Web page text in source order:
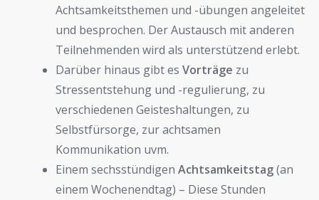
Achtsamkeitsthemen und -übungen angeleitet
und besprochen. Der Austausch mit anderen
Teilnehmenden wird als unterstützend erlebt.
Darüber hinaus gibt es Vorträge zu
Stressentstehung und -regulierung, zu
verschiedenen Geisteshaltungen, zu
Selbstfürsorge, zur achtsamen
Kommunikation uvm.
Einem sechsstündigen Achtsamkeitstag(an
einem Wochenendtag) – Diese Stunden